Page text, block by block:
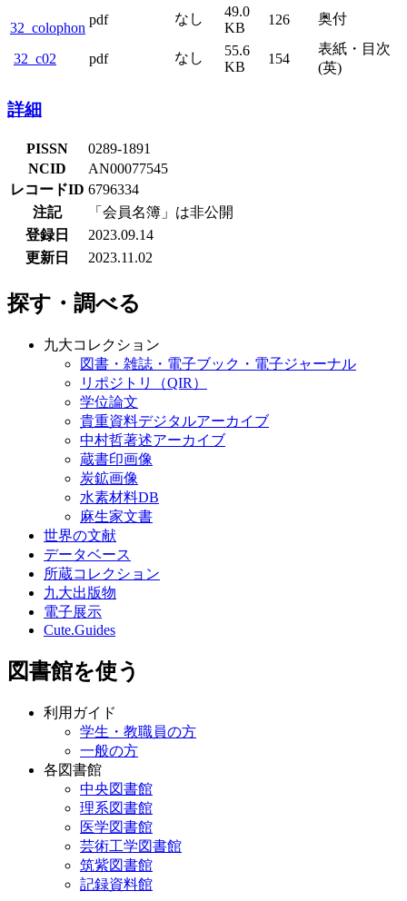
32_colophon
pdf なし
49.0
KB
126 奥付
32_c02 pdf なし
55.6
KB
154
表紙・目次
(英)
詳細
PISSN
0289-1891
NCID
AN00077545
レコードID 6796334
注記
「会員名簿」は非公開
登録日
2023.09.14
更新日
2023.11.02
探す・調べる
九大コレクション
図書・雑誌・電子ブック・電子ジャーナル
リポジトリ（QIR）
学位論文
貴重資料デジタルアーカイブ
中村哲著述アーカイブ
蔵書印画像
炭鉱画像
水素材料DB
麻生家文書
世界の文献
データベース
所蔵コレクション
九大出版物
電子展示
Cute.Guides
図書館を使う
利用ガイド
学生・教職員の方
一般の方
各図書館
中央図書館
理系図書館
医学図書館
芸術工学図書館
筑紫図書館
記録資料館